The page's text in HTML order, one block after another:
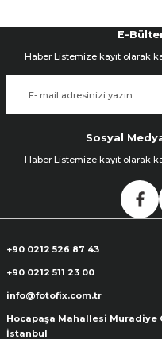
E-
Haber Listemize kayıt olarak
Sosyal
Haber Listemize kayıt olarak
+90 0212 526 87 43
+90 0212 511 23 00
info@fotofix.com.tr
Hocapaşa Mahallesi Muradiye
İstanbul